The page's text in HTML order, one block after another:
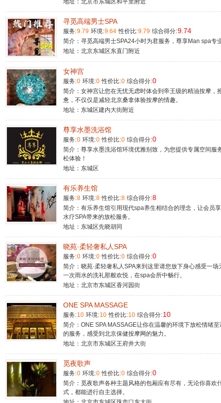
地址：北京市东城区和平里附近
寻觅高端男士SPA
服务:9.79 环境:9.64 性价比:9.79 综合得分:9.74
简介：寻觅高端男士SPA24小时为君服务，尊享Man spa专
地址：北京东城区东直门附近
女神宫
服务:0 环境:0 性价比:0 综合得分:0
简介：女神宫让您在无忧无虑时体会到帝王级的精油按摩，
惫，不仅仅是减轻北京桑拿体验按摩的情趣。
地址：东城区建内大街附近
尊享水墨洗浴馆
服务:0 环境:0 性价比:0 综合得分:0
简介：尊享水墨洗浴馆环境优雅别致，为您提供专属空间服
松体验！
地址：东城区
有乐养生馆
服务:8 环境:8 性价比:8 综合得分:8
简介：有乐养生馆引用现代spa养生相结合的理念，让会员
水疗SPA带来的放松服务。
地址：东城区先晓胡同
晓苑·柔轻奢私人SPA
服务:0 环境:0 性价比:0 综合得分:0
简介：晓苑·柔轻奢私人SPA来到这里请您放下身心感受一
一次雨水的洗礼那般欢悦，在spa会所中畅行。
地址：北京市东城区香河园街
ONE SPA MASSAGE
服务:10 环境:10 性价比:10 综合得分:10
简介：ONE SPA MASSAGE让你在温馨的环境下放松情绪
的服务，感受到北京保健按摩网的魅力。
地址：北京市东城区王府井大街​
觅夜歌声
服务:0 环境:0 性价比:0 综合得分:0
简介：觅夜歌声各种主题风格的包厢应有尽有，无论你喜欢
式，都能进行自主选择。